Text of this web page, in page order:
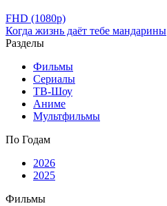
FHD (1080p)
Когда жизнь даёт тебе мандарины
Разделы
Фильмы
Сериалы
ТВ-Шоу
Аниме
Мультфильмы
По Годам
2026
2025
Фильмы